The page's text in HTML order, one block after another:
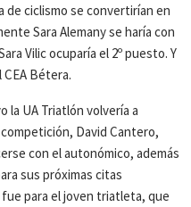
de ciclismo se convertirían en
Sara Alemany se haría con
Vilic ocuparía el 2º puesto. Y
CEA Bétera.
la UA Triatlón volvería a
David Cantero,
con el autonómico, además
sus próximas citas
para el joven triatleta, que